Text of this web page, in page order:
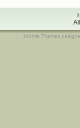
Joomla Themes